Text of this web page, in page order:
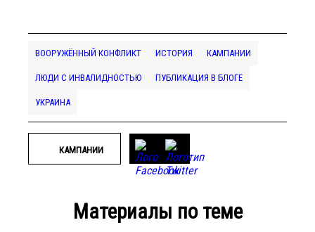
ВООРУЖЁННЫЙ КОНФЛИКТ ИСТОРИЯ КАМПАНИИ
ЛЮДИ С ИНВАЛИДНОСТЬЮ ПУБЛИКАЦИЯ В БЛОГЕ
УКРАИНА
КАМПАНИИ
Материалы по теме